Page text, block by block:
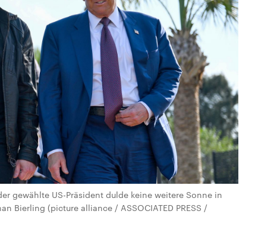
gewählte US-Präsident dulde keine weitere Sonne in
Bierling (picture alliance / ASSOCIATED PRESS /